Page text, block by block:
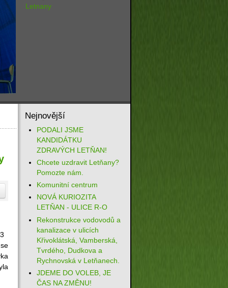
Letnany
Nejnovější
PODALI JSME
KANDIDÁTKU
ZDRAVÝCH LETŇAN!
Chcete uzdravit Letňany?
Pomozte nám.
Komunitní centrum
NOVÁ KURIOZITA
LETŇAN - ULICE R-O
Rekonstrukce vodovodů a
kanalizace v ulicích
Křivoklátská, Vamberská,
Tvrdého, Dudkova a
Rychnovská v Letňanech.
JDEME DO VOLEB, JE
ČAS NA ZMĚNU!